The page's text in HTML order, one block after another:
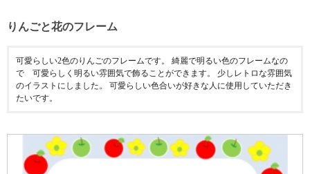
りんごと花のフレーム
可愛らしい2色のりんごのフレームです。 綺麗で明るい色のフレームなの
で 可愛らしく明るい雰囲気で飾ることができます。 少しレトロな雰囲気
のイラストにしました。 可愛らしい色合いが好きな人に使用していただき
たいです。